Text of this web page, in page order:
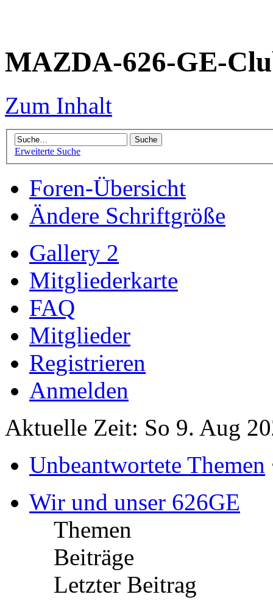
MAZDA-626-GE-
Zum Inhalt
Erweiterte Suche
Foren-Übersicht
Ändere Schriftgröße
Gallery 2
Mitgliederkarte
FAQ
Mitglieder
Registrieren
Anmelden
Aktuelle Zeit: So 9. Aug
Unbeantwortete Themen
Wir und unser 626GE
Themen
Beiträge
Letzter Beitrag